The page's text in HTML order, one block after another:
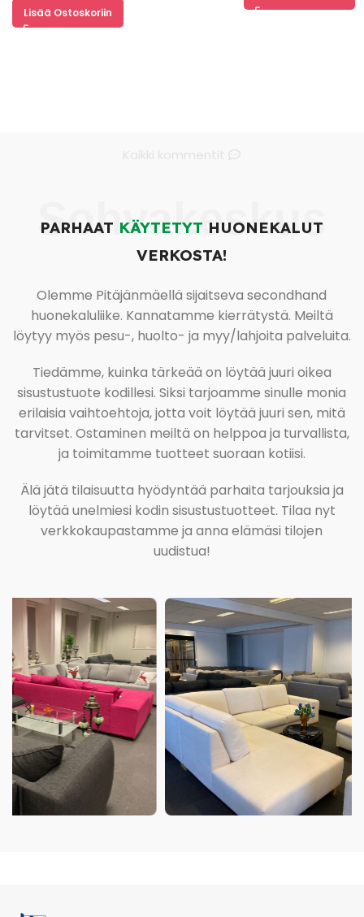
Lisää Ostoskoriin
Sohvakeskus
PARHAAT KÄYTETYT HUONEKALUT
VERKOSTA!
Olemme Pitäjänmäellä sijaitseva secondhand
huonekaluliike. Kannatamme kierrätystä. Meiltä
löytyy myös pesu-, huolto- ja myy/lahjoita palveluita.
Tiedämme, kuinka tärkeää on löytää juuri oikea
sisustustuote kodillesi. Siksi tarjoamme sinulle monia
erilaisia vaihtoehtoja, jotta voit löytää juuri sen, mitä
tarvitset. Ostaminen meiltä on helppoa ja turvallista,
ja toimitamme tuotteet suoraan kotiisi.
Älä jätä tilaisuutta hyödyntää parhaita tarjouksia ja
löytää unelmiesi kodin sisustustuotteet. Tilaa nyt
verkkokaupastamme ja anna elämäsi tilojen
uudistua!